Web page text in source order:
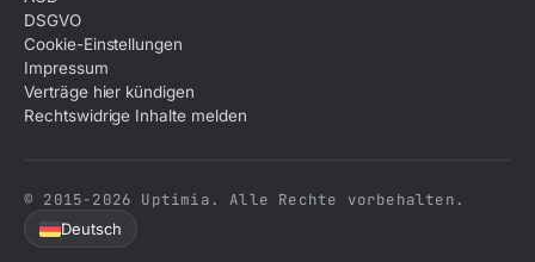
DSGVO
Cookie-Einstellungen
Impressum
Verträge hier kündigen
Rechtswidrige Inhalte melden
© 2015-2026 Uptimia. Alle Rechte vorbehalten.
Deutsch